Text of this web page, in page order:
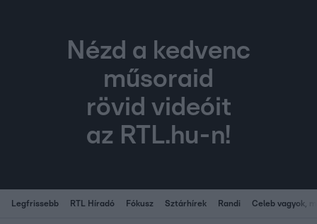
Nézd a kedvenc
műsoraid
rövid videóit
az RTL.hu-n!
Legfrissebb RTL Híradó Fókusz Sztárhírek Randi Celeb vagyok,